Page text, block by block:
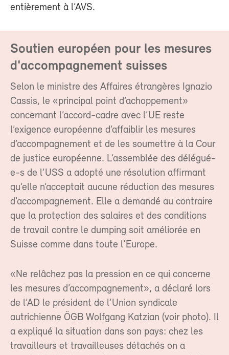
entièrement à l’AVS.
Soutien européen pour les mesures
d'accompagnement suisses
Selon le ministre des Affaires étrangères Ignazio
Cassis, le «principal point d’achoppement»
concernant l’accord-cadre avec l’UE reste
l’exigence européenne d’affaiblir les mesures
d’accompagnement et de les soumettre à la Cour
de justice européenne. L’assemblée des délégué-
e-s de l’USS a adopté une résolution affirmant
qu’elle n’acceptait aucune réduction des mesures
d’accompagnement. Elle a demandé au contraire
que la protection des salaires et des conditions
de travail contre le dumping soit améliorée en
Suisse comme dans toute l’Europe.
«Ne relâchez pas la pression en ce qui concerne
les mesures d’accompagnement», a déclaré lors
de l’AD le président de l’Union syndicale
autrichienne ÖGB Wolfgang Katzian (voir photo). Il
a expliqué la situation dans son pays: chez les
travailleurs et travailleuses détachés on a